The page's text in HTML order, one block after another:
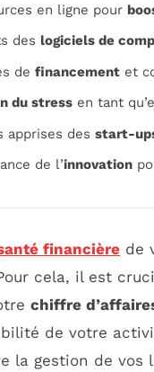
en ligne pour
des logiciels de
de financement et
du stress en tant
apprises des start-
de l’innovation
financière de
cela, il est
chiffre
de votre
la gestion de vos